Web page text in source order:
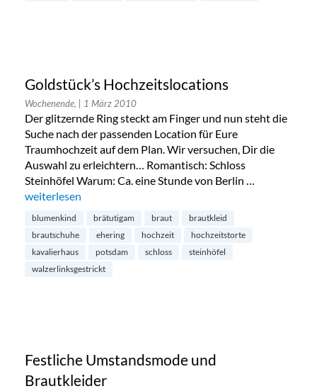
Goldstück’s Hochzeitslocations
Wochenende, | 1 März 2010
Der glitzernde Ring steckt am Finger und nun steht die
Suche nach der passenden Location für Eure
Traumhochzeit auf dem Plan. Wir versuchen, Dir die
Auswahl zu erleichtern… Romantisch: Schloss
Steinhöfel Warum: Ca. eine Stunde von Berlin …
„Goldstück’s Hochzeitslocations“
weiterlesen
blumenkind brätutigam braut
brautkleid
brautschuhe
ehering hochzeit
hochzeitstorte
kavalierhaus
potsdam schloss
steinhöfel
walzerlinksgestrickt
Festliche Umstandsmode und
Brautkleider